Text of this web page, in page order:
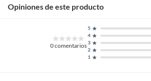
Opiniones de este producto
0comentarios
1
2
3
4
5